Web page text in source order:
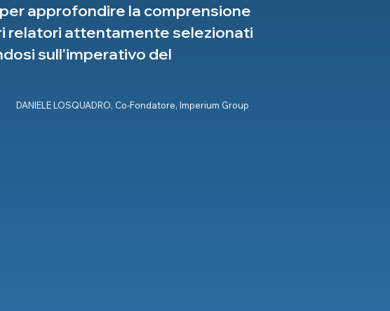
approfondire la comprensione
relatori attentamente selezionati
sull'imperativo del
DANIELE LOSQUADRO, Co-Fondatore, Imperium Group